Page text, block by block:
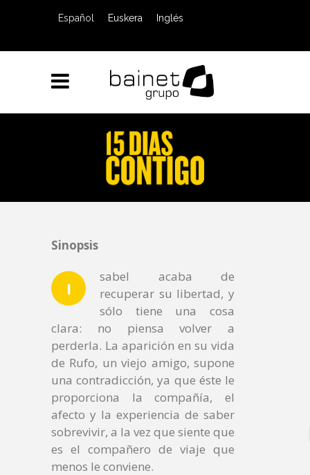
Español Euskera Inglés
Sinopsis
I
sabel acaba de
recuperar su libertad, y
sólo tiene una cosa
clara: no piensa volver a
perderla. La aparición en su vida
de Rufo, un viejo amigo, supone
una contradicción, ya que éste le
proporciona la compañía, el
afecto y la experiencia de saber
sobrevivir, a la vez que siente que
es el compañero de viaje que
menos le conviene.